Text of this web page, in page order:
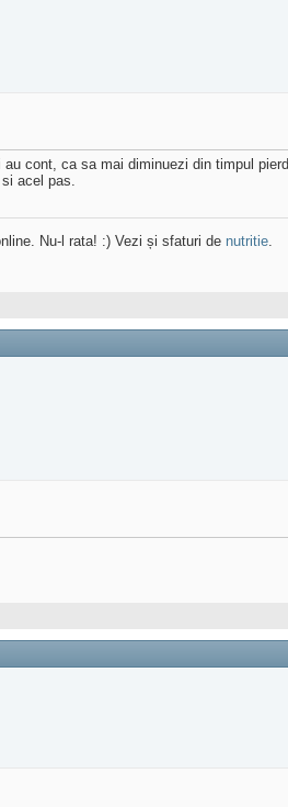
cont, ca sa mai diminuezi din timpul
acel pas.
Nu-l rata! :) Vezi și sfaturi de nutritie.